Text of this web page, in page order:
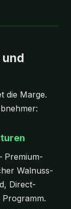
die Marge.
Walnuss-
Direct-